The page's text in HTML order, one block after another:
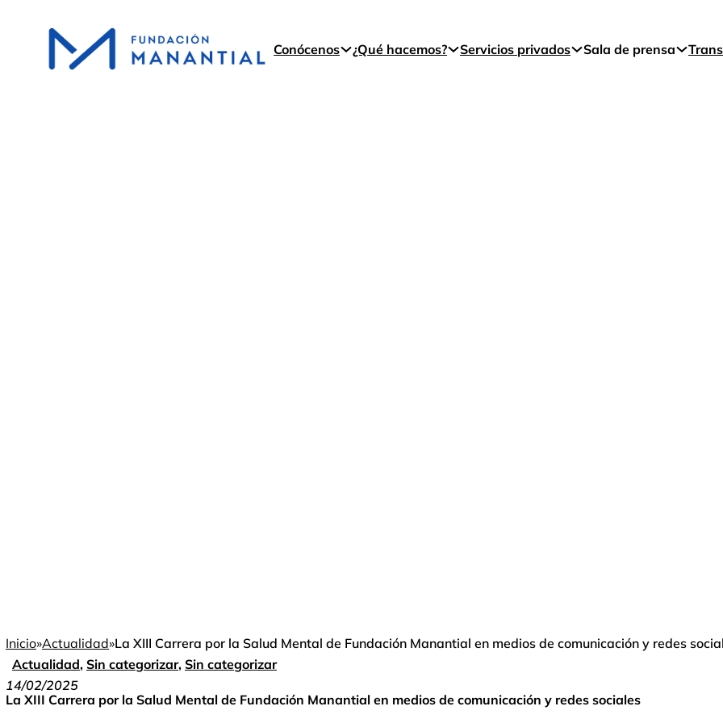
Conócenos ¿Qué hacemos? Servicios privados Sala de prensa
Inicio»Actualidad»La XIII Carrera por la Salud Mental de Fundación Manantial en medios de comunicación y redes
Actualidad, Sin categorizar, Sin categorizar
14/02/2025
La XIII Carrera por la Salud Mental de Fundación Manantial en medios de comunicación y redes sociales